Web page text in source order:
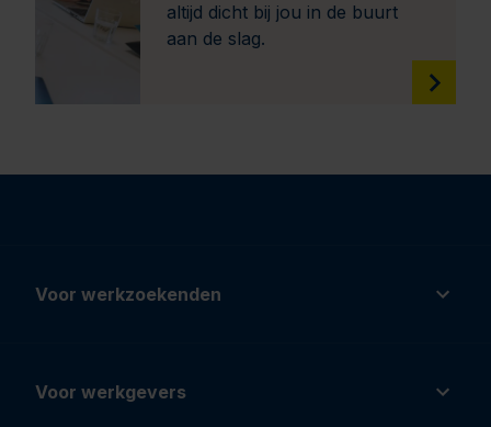
altijd dicht bij jou in de buurt
aan de slag.
Voor werkzoekenden
Voor werkgevers